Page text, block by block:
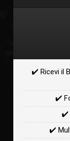
✔️ Ricevi il
✔️
✔️
✔️